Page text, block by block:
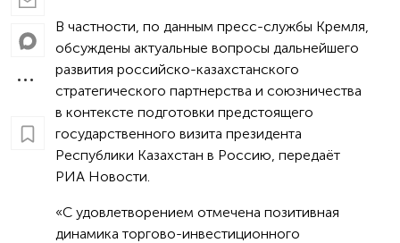
В частности, по данным пресс-службы Кремля,
обсуждены актуальные вопросы дальнейшего
развития российско-казахстанского
стратегического партнерства и союзничества
в контексте подготовки предстоящего
государственного визита президента
Республики Казахстан в Россию, передаёт
РИА Новости.
«С удовлетворением отмечена позитивная
динамика торгово-инвестиционного